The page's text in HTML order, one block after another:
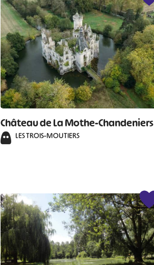
Château de La Mothe-Chandeniers
LES TROIS-MOUTIERS